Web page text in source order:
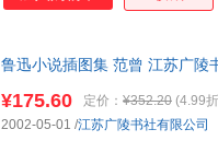
鲁迅小说插图集 范曾 江苏广陵
¥175.60 定价： ¥352.20 (4.99
2002-05-01 /江苏广陵书社有限公司